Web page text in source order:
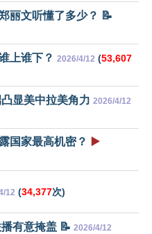
丽文听懂了多少？ 📝
上谁下？ 2026/4/12 (53,607
显美中拉美角力 2026/4/12
国家最高机密？ ▶️
12 (34,377次)
有意掩盖 📝 2026/4/12